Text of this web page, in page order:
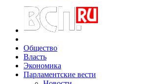
Общество
Власть
Экономика
Парламентские вести